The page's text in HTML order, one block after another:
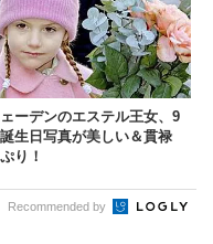
ーデンのエステル王女、9
生日写真が美しい＆貫禄
り！
Recommended by